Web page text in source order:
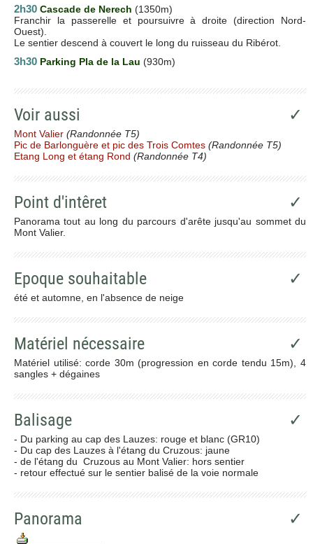
2h30 Cascade de Nerech (1350m)
Franchir la passerelle et poursuivre à droite (direction Nord-
Ouest).
Le sentier descend à couvert le long du ruisseau du Ribérot.
3h30 Parking Pla de la Lau (930m)
Voir aussi ✓
Mont Valier (Randonnée T5)
Pic de Barlonguère et pic des Trois Comtes (Randonnée T5)
Etang Long et étang Rond (Randonnée T4)
Point d'intêret ✓
Panorama tout au long du parcours d'arête jusqu'au sommet du
Mont Valier.
Epoque souhaitable ✓
été et automne, en l'absence de neige
Matériel nécessaire ✓
Matériel utilisé: corde 30m (progression en corde tendu 15m), 4
sangles + dégaines
Balisage ✓
- Du parking au cap des Lauzes: rouge et blanc (GR10)
- Du cap des Lauzes à l'étang du Cruzous: jaune
- de l'étang du Cruzous au Mont Valier: hors sentier
- retour effectué sur le sentier balisé de la voie normale
Panorama ✓